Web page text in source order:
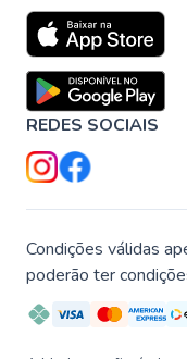
REDES SOCIAIS
Condições válidas
poderão ter